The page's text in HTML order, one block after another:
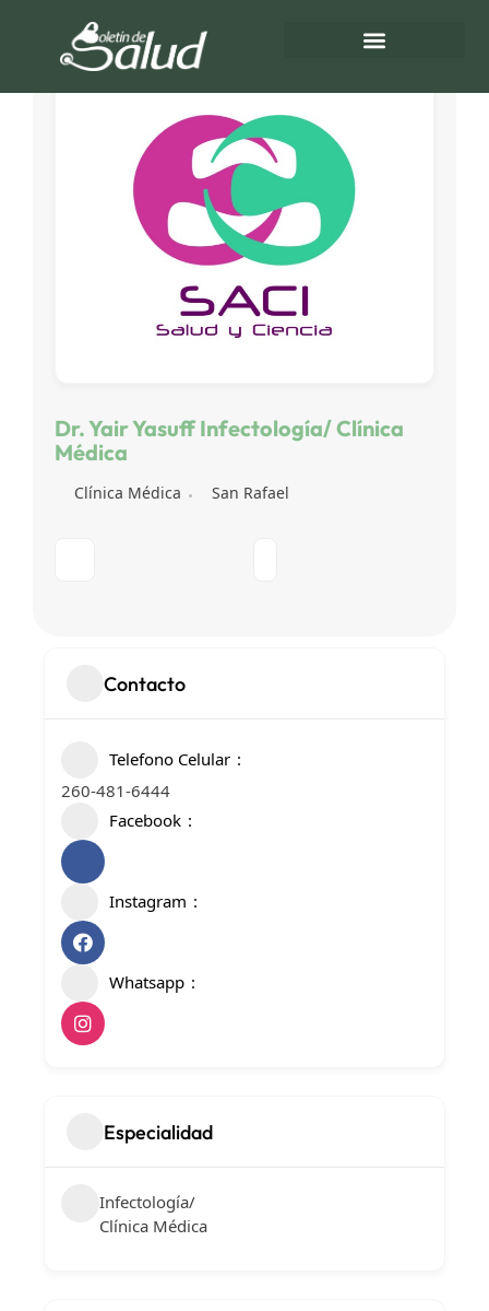
Dr. Yair Yasuff Infectología/ Clínica
Médica
Clínica Médica San Rafael
Contacto
Telefono Celular
260-481-6444
Facebook
Instagram
Whatsapp
Especialidad
Infectología/
Clínica Médica